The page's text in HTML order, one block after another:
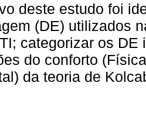
deste estudo foi
(DE) utilizados
categorizar os
do conforto
da teoria de